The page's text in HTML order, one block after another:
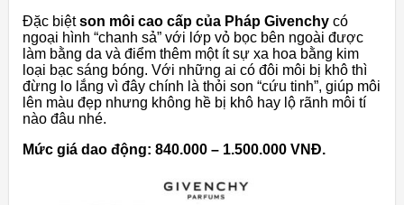
Đặc biệtson môi cao cấp của Pháp Givenchy có
ngoại hình “chanh sả” với lớp vỏ bọc bên ngoài được
làm bằng da và điểm thêm một ít sự xa hoa bằng kim
loại bạc sáng bóng. Với những ai có đôi môi bị khô thì
đừng lo lắng vì đây chính là thỏi son “cứu tinh”, giúp môi
lên màu đẹp nhưng không hề bị khô hay lộ rãnh môi tí
nào đâu nhé.
Mức giá dao động: 840.000 – 1.500.000 VNĐ.